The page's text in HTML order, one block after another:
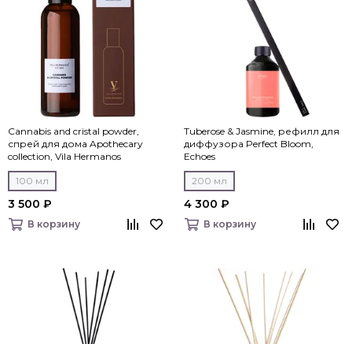
Cannabis and cristal powder,
спрей для дома Apothecary
collection, Vila Hermanos
100 мл
3 500 ₽
В корзину
Tuberose & Jasmine, рефилл для
диффузора Perfect Bloom,
Echoes
200 мл
4 300 ₽
В корзину